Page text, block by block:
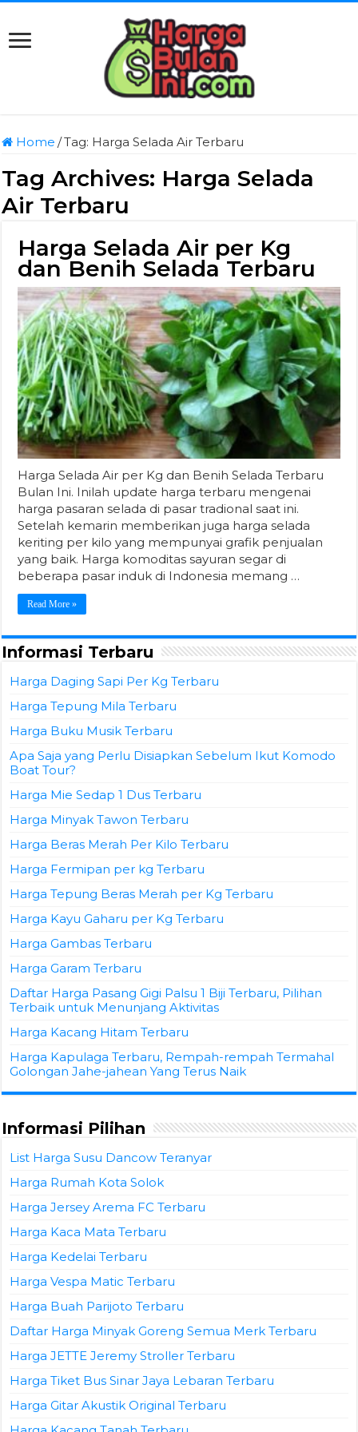
Home /Tag: Harga Selada Air Terbaru
Tag Archives: Harga Selada
Air Terbaru
Harga Selada Air per Kg
dan Benih Selada Terbaru
Harga Selada Air per Kg dan Benih Selada Terbaru
Bulan Ini. Inilah update harga terbaru mengenai
harga pasaran selada di pasar tradional saat ini.
Setelah kemarin memberikan juga harga selada
keriting per kilo yang mempunyai grafik penjualan
yang baik. Harga komoditas sayuran segar di
beberapa pasar induk di Indonesia memang …
Read More »
Informasi Terbaru
Harga Daging Sapi Per Kg Terbaru
Harga Tepung Mila Terbaru
Harga Buku Musik Terbaru
Apa Saja yang Perlu Disiapkan Sebelum Ikut Komodo
Boat Tour?
Harga Mie Sedap 1 Dus Terbaru
Harga Minyak Tawon Terbaru
Harga Beras Merah Per Kilo Terbaru
Harga Fermipan per kg Terbaru
Harga Tepung Beras Merah per Kg Terbaru
Harga Kayu Gaharu per Kg Terbaru
Harga Gambas Terbaru
Harga Garam Terbaru
Daftar Harga Pasang Gigi Palsu 1 Biji Terbaru, Pilihan
Terbaik untuk Menunjang Aktivitas
Harga Kacang Hitam Terbaru
Harga Kapulaga Terbaru, Rempah-rempah Termahal
Golongan Jahe-jahean Yang Terus Naik
Informasi Pilihan
List Harga Susu Dancow Teranyar
Harga Rumah Kota Solok
Harga Jersey Arema FC Terbaru
Harga Kaca Mata Terbaru
Harga Kedelai Terbaru
Harga Vespa Matic Terbaru
Harga Buah Parijoto Terbaru
Daftar Harga Minyak Goreng Semua Merk Terbaru
Harga JETTE Jeremy Stroller Terbaru
Harga Tiket Bus Sinar Jaya Lebaran Terbaru
Harga Gitar Akustik Original Terbaru